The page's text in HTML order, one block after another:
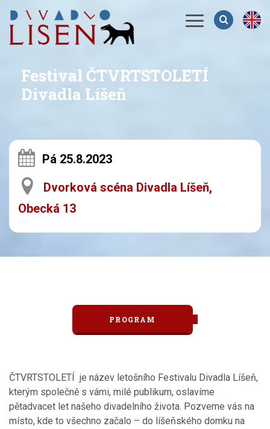
Menu
Festival ČTVRTSTOLETÍ
Divadla Líšeň
Pá 25.8.2023
Dvorková scéna Divadla Líšeň,
Obecká 13
PROGRAM
ČTVRTSTOLETÍ je název letošního Festivalu Divadla Líšeň,
kterým společně s vámi, milé publikum, oslavíme
pětadvacet let našeho divadelního života. Pozveme vás na
místo, kde to všechno začalo – do líšeňského domku na